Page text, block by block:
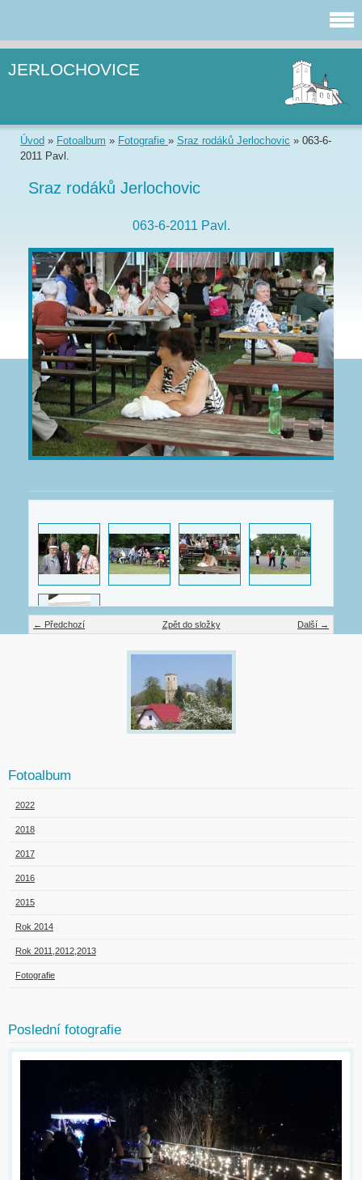
JERLOCHOVICE
Úvod » Fotoalbum » Fotografie » Sraz rodáků Jerlochovic » 063-6-
2011 Pavl.
Sraz rodáků Jerlochovic
063-6-2011 Pavl.
← Předchozí Další →
Zpět do složky
Fotoalbum
2022
2018
2017
2016
2015
Rok 2014
Rok 2011,2012,2013
Fotografie
Poslední fotografie